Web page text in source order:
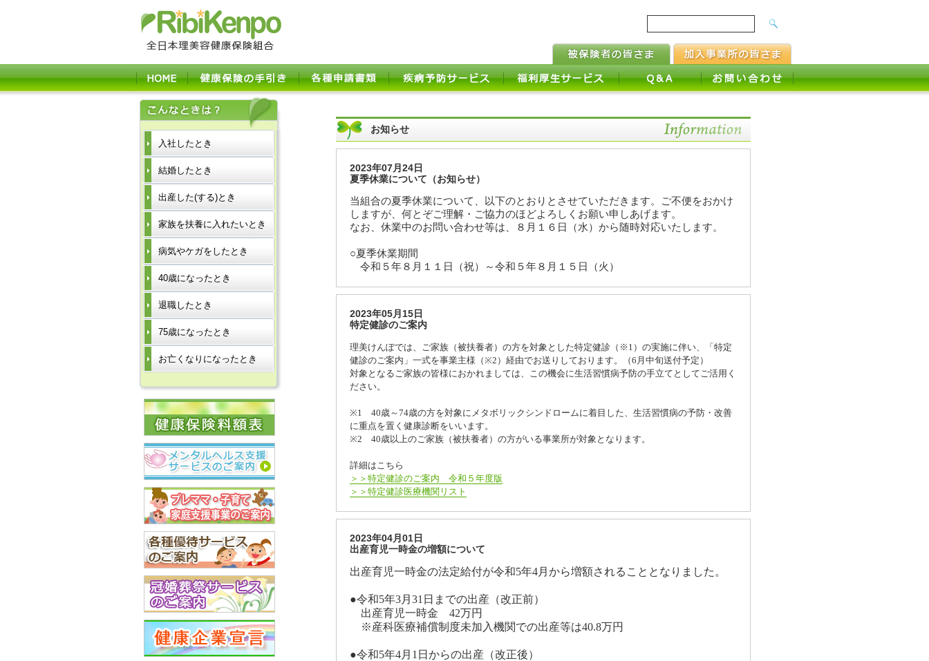
お知らせ
2023年07月24日
夏季休業について（お知らせ）
当組合の夏季休業について、以下のとおりとさせていただきます。ご不便をおかけ
しますが、何とぞご理解・ご協力のほどよろしくお願い申しあげます。
なお、休業中のお問い合わせ等は、８月１６日（水）から随時対応いたします。
○夏季休業期間
令和５年８月１１日（祝）～令和５年８月１５日（火）
2023年05月15日
特定健診のご案内
理美けんぽでは、ご家族（被扶養者）の方を対象とした特定健診（※ 1 ）の実施に伴い、「特定
健診のご案内」一式を事業主様（※2 ）経由でお送りしております。（6 月中旬送付予定）
対象となるご家族の皆様におかれましては、この機会に生活習慣病予防の手立てとしてご活用く
ださい。
※1 40歳～ 74歳の方を対象にメタボリックシンドロームに着目した、生活習慣病の予防・改善
に重点を置く健康診断をいいます。
※2 40歳以上のご家族（被扶養者）の方がいる事業所が対象となります。
詳細はこちら
＞＞特定健診のご案内 令和５年度版
＞＞特定健診医療機関リスト
2023年04月01日
出産育児一時金の増額について
出産育児一時金の法定給付が令和5年4月から増額されることとなりました。
●令和5年3月 31 日までの出産（改正前）
出産育児一時金 42万円
※産科医療補償制度未加入機関での出産等は40.8万円
●令和5年4月 1 日からの出産（改正後）
入社したとき
結婚したとき
出産した(する)とき
家族を扶養に入れたいとき
病気やケガをしたとき
40歳になったとき
退職したとき
75歳になったとき
お亡くなりになったとき